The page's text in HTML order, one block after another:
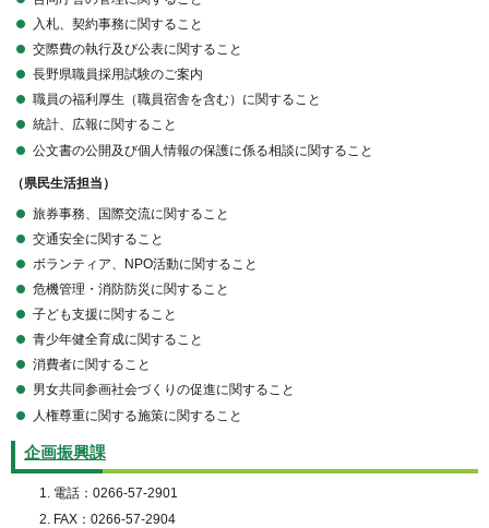
入札、契約事務に関すること
交際費の執行及び公表に関すること
長野県職員採用試験のご案内
職員の福利厚生（職員宿舎を含む）に関すること
統計、広報に関すること
公文書の公開及び個人情報の保護に係る相談に関すること
（県民生活担当）
旅券事務、国際交流に関すること
交通安全に関すること
ボランティア、NPO活動に関すること
危機管理・消防防災に関すること
子ども支援に関すること
青少年健全育成に関すること
消費者に関すること
男女共同参画社会づくりの促進に関すること
人権尊重に関する施策に関すること
企画振興課
電話：0266-57-2901
FAX：0266-57-2904